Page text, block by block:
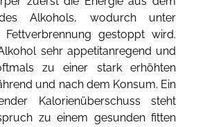
Alkohols, wodurch unter
gestoppt wird.
sehr appetitanregend und
zu einer stark erhöhten
und nach dem Konsum. Ein
Kalorienüberschuss steht
zu einem gesunden fitten